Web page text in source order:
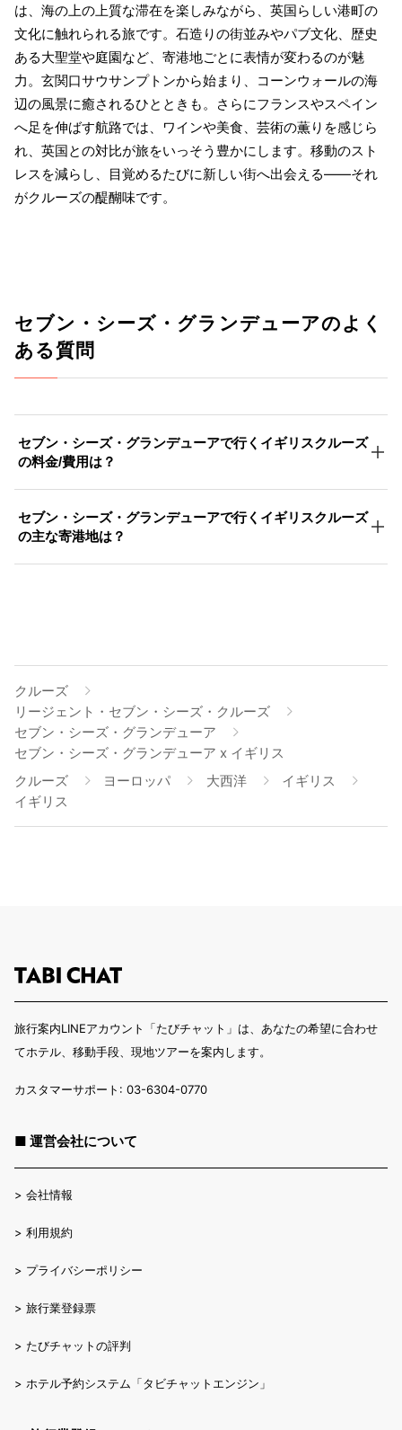
は、海の上の上質な滞在を楽しみながら、英国らしい港町の
文化に触れられる旅です。石造りの街並みやパブ文化、歴史
ある大聖堂や庭園など、寄港地ごとに表情が変わるのが魅
力。玄関口サウサンプトンから始まり、コーンウォールの海
辺の風景に癒されるひとときも。さらにフランスやスペイン
へ足を伸ばす航路では、ワインや美食、芸術の薫りを感じら
れ、英国との対比が旅をいっそう豊かにします。移動のスト
レスを減らし、目覚めるたびに新しい街へ出会える——それ
がクルーズの醍醐味です。
セブン・シーズ・グランデューアのよく
ある質問
セブン・シーズ・グランデューアで行くイギリスクルーズ
の料金/費用は？
セブン・シーズ・グランデューアで行くイギリスクルーズ
の主な寄港地は？
クルーズ
リージェント・セブン・シーズ・クルーズ
セブン・シーズ・グランデューア
セブン・シーズ・グランデューア x イギリス
クルーズ
ヨーロッパ 大西洋
イギリス
イギリス
旅行案内LINEアカウント「たびチャット」は、あなたの希望に合わせ
てホテル、移動手段、現地ツアーを案内します。
カスタマーサポート: 03-6304-0770
■ 運営会社について
> 会社情報
> 利用規約
> プライバシーポリシー
> 旅行業登録票
> たびチャットの評判
> ホテル予約システム「タビチャットエンジン」